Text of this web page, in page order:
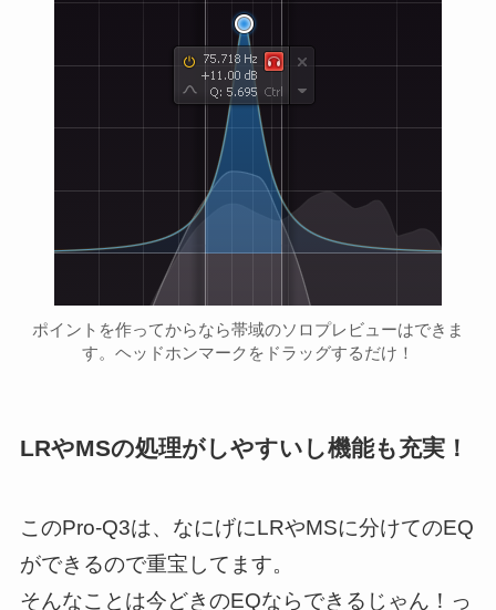
ポイントを作ってからなら帯域のソロプレビューはできま
す。ヘッドホンマークをドラッグするだけ！
LRやMSの処理がしやすいし機能も充実！
このPro-Q3は、なにげにLRやMSに分けてのEQ
ができるので重宝してます。
そんなことは今どきのEQならできるじゃん！っ